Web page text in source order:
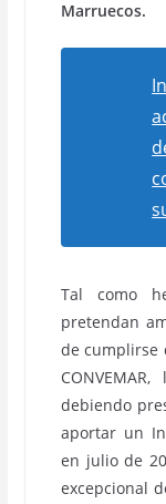
Marruecos.
Tal como
pretendan
de cumplirse
debiendo
aportar un
en julio de
excepcional